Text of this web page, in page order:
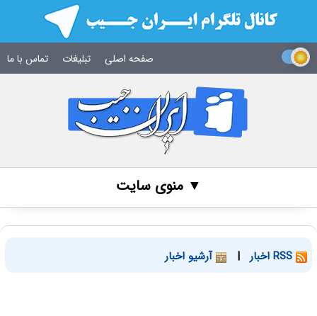
صفحه اصلی تبلیغات تماس با ما
▼ منوی سایت
| آرشیو اخبار